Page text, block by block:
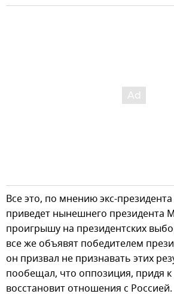
Все это, по мнению экс-
приведет нынешнего президента
проигрышу на президентских
все же объявят победителем
он призвал не признавать этих
пообещал, что оппозиция, придя к
восстановит отношения с Россией.